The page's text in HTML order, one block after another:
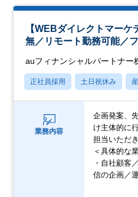
【WEBダイレクトマー
無／リモート勤務可能／
auフィナンシャルパートナー
正社員採用 土日祝休み
業務内容
企画発案、
け主体的に
担当いただ
＜具体的な
・自社顧客
信の企画／